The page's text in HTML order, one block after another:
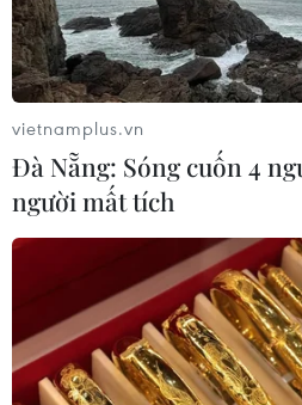
vietnamplus.vn
Đà Nẵng: Sóng cuốn 4
người mất tích